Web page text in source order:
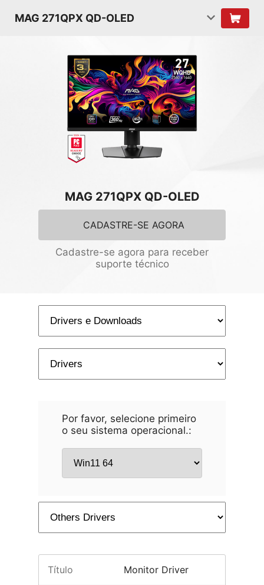
MAG 271QPX QD-OLED
MAG 271QPX QD-OLED
CADASTRE-SE AGORA
Cadastre-se agora para receber
suporte técnico
Por favor, selecione primeiro
o seu sistema operacional.:
Título Monitor Driver